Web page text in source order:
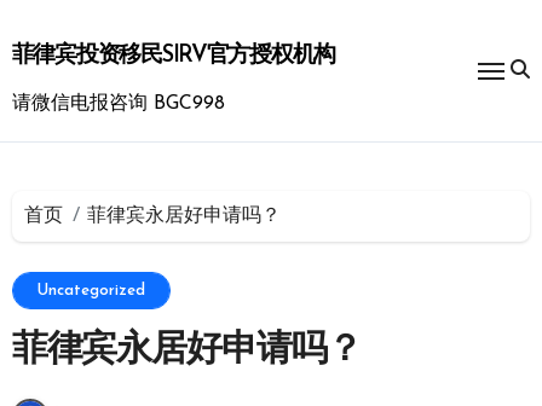
到
内
菲律宾投资移民SIRV官方授权机构
请微信电报咨询 BGC998
首页 菲律宾永居好申请吗？
Uncategorized
菲律宾永居好申请吗？